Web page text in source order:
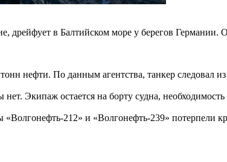
дрейфует в Балтийском море у берегов Германии.
нефти. По данным агентства, танкер следовал
Экипаж остается на борту судна, необходимость
«Волгонефть-212» и «Волгонефть-239» потерпели